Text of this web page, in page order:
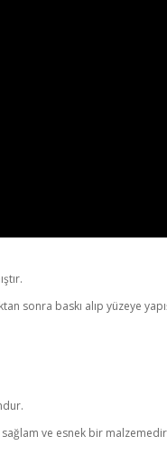
sonra baskı alıp yüzeye
ve esnek bir